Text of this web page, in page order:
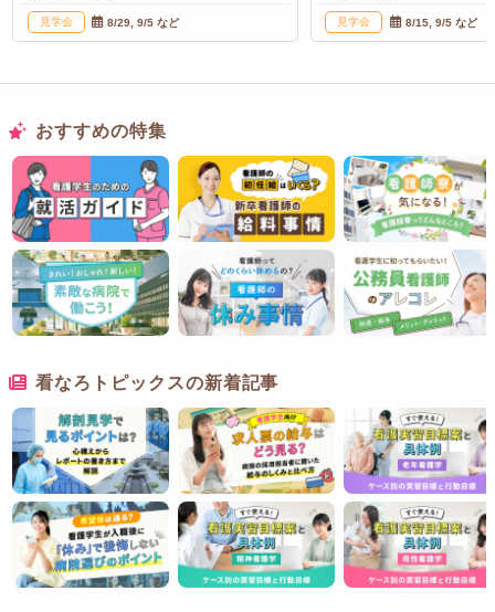
見学会 8/29, 9/5 など 見学会 8/15, 9/5 など
おすすめの特集
看なろトピックスの新着記事